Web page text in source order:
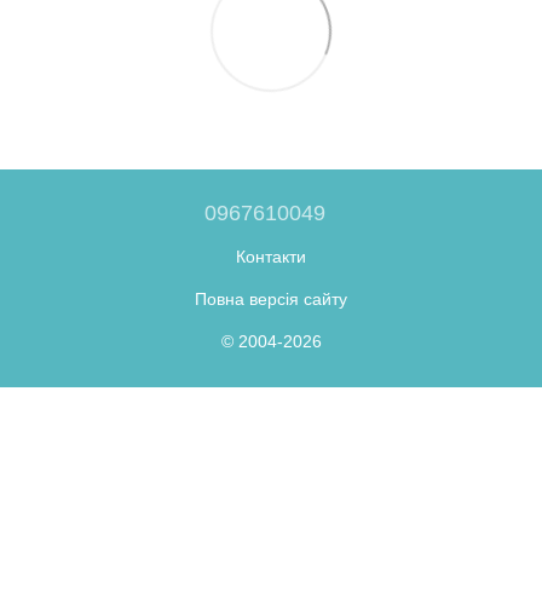
0967610049
Контакти
Повна версія сайту
© 2004-2026